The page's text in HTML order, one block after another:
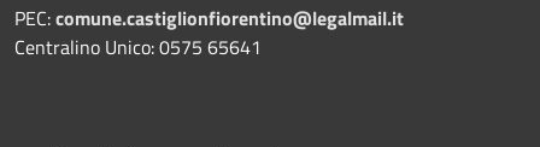
PEC:comune.castiglionfiorentino@legalmail.it
Centralino Unico: 0575 65641